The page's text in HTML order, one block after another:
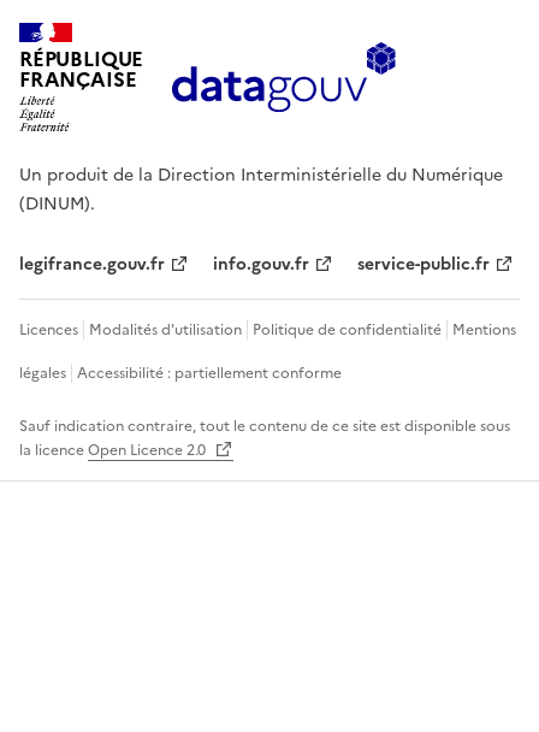
RÉPUBLIQUE
FRANÇAISE
Un produit de la Direction Interministérielle du Numérique
(DINUM).
legifrance.gouv.fr info.gouv.fr service-public.fr
Licences Modalités d'utilisation Politique de confidentialité Mentions
légales Accessibilité : partiellement conforme
Sauf indication contraire, tout le contenu de ce site est disponible sous
la licenceOpen Licence 2.0